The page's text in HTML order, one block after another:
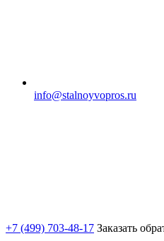
info@stalnoyvopros.ru
+7 (499) 703-48-17 Заказать